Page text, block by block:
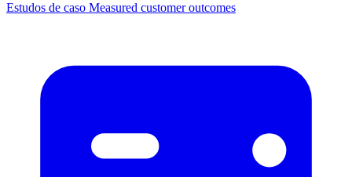
Estudos de caso Measured customer outcomes